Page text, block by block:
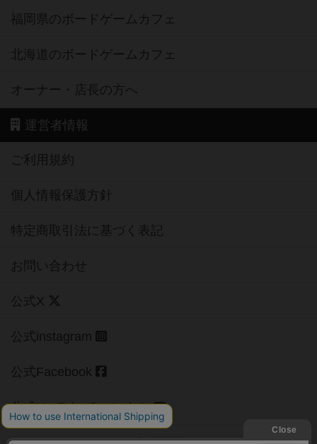
福岡県のボードゲームカフェ
北海道のボードゲームカフェ
オーナー・店長の方へ
運営者情報
ご利用規約
個人情報保護方針
特定商取引法に基づく表記
お問い合わせ
公式X
公式instagram
公式Facebook
公式YouTubeチャンネル
Copyright (c)